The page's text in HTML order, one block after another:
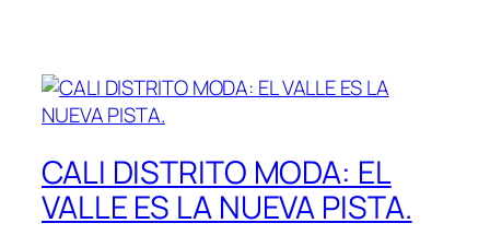
CALI DISTRITO MODA: EL
VALLE ES LA NUEVA PISTA.